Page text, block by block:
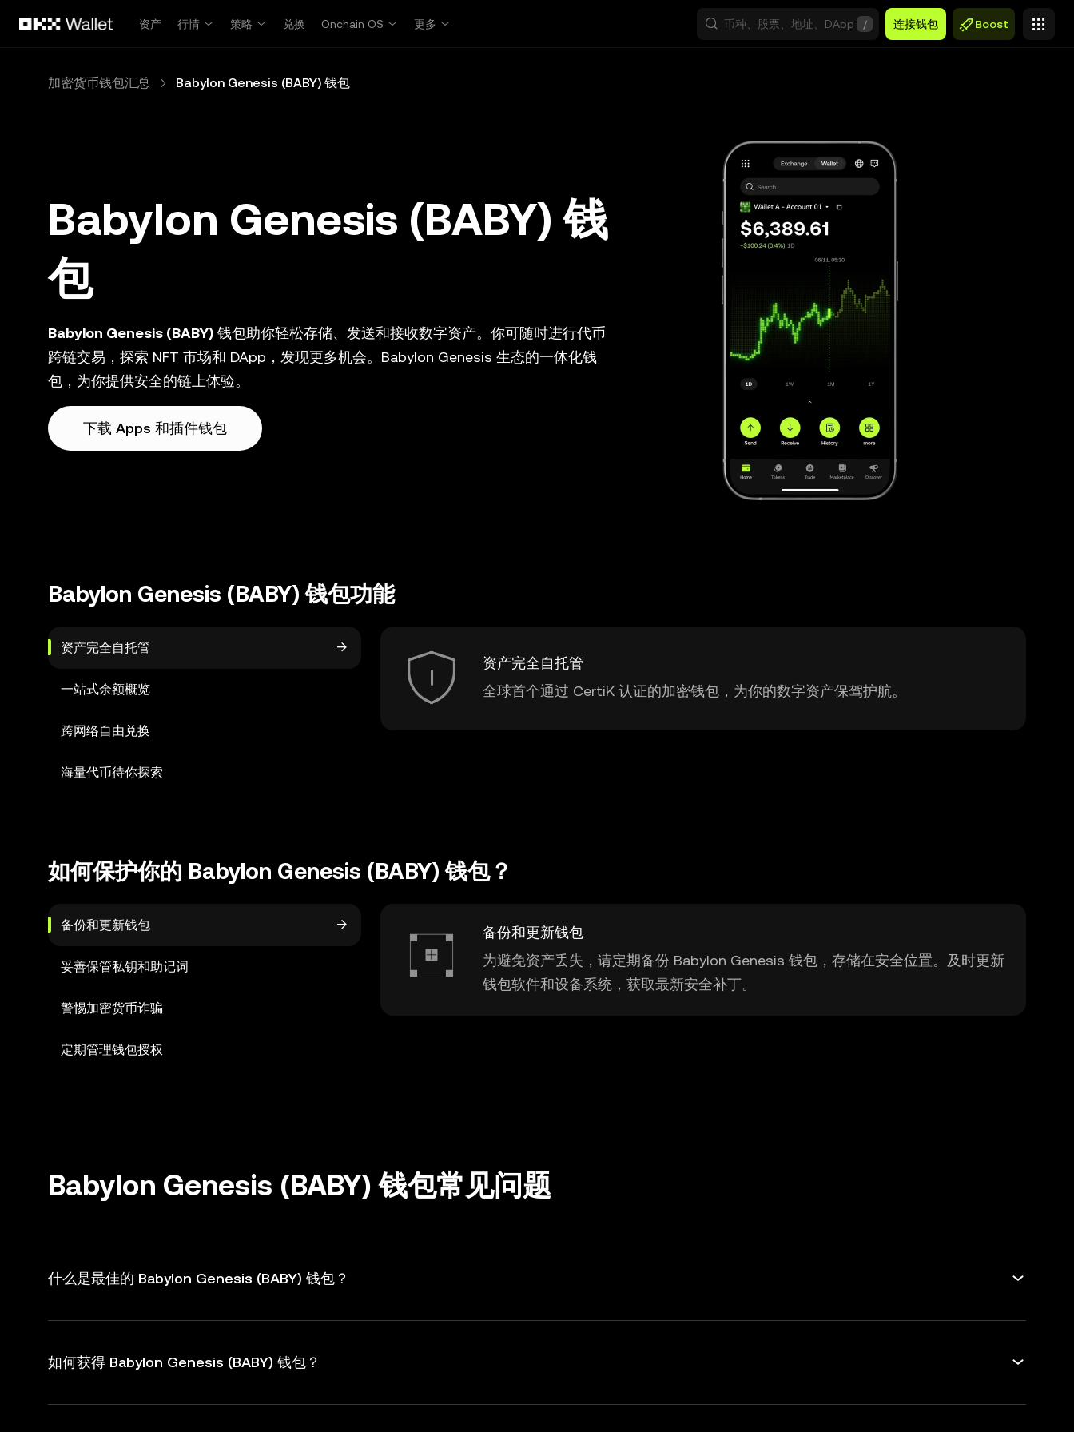
资产
行情 策略 兑换 Onchain OS 更多 / 连接钱包 Boost
加密货币钱包汇总 Babylon Genesis (BABY) 钱包
Babylon Genesis (BABY) 钱
包
Babylon Genesis (BABY) 钱包助你轻松存储、发送和接收数字资产。你可随时进行代币
跨链交易，探索 NFT 市场和 DApp，发现更多机会。Babylon Genesis 生态的一体化钱
包，为你提供安全的链上体验。
下载 Apps 和插件钱包
Babylon Genesis (BABY) 钱包功能
资产完全自托管
一站式余额概览
跨网络自由兑换
海量代币待你探索
资产完全自托管
全球首个通过 CertiK 认证的加密钱包，为你的数字资产保驾护航。
如何保护你的 Babylon Genesis (BABY) 钱包？
备份和更新钱包
妥善保管私钥和助记词
警惕加密货币诈骗
定期管理钱包授权
备份和更新钱包
为避免资产丢失，请定期备份 Babylon Genesis 钱包，存储在安全位置。及时更新
钱包软件和设备系统，获取最新安全补丁。
Babylon Genesis (BABY) 钱包常见问题
什么是最佳的 Babylon Genesis (BABY) 钱包？
如何获得 Babylon Genesis (BABY) 钱包？